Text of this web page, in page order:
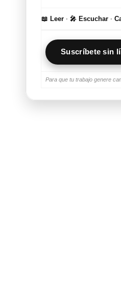
📖 Leer · 🎤 Escuchar ·
Suscríbete sin
Para que tu trabajo genere